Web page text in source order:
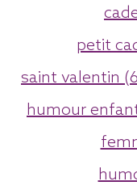
petit
saint valentin
humour